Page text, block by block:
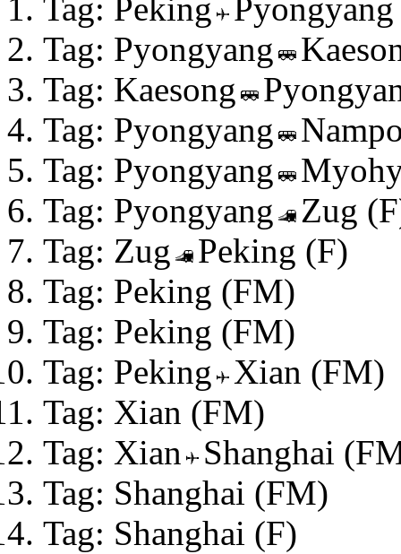
Tag: Peking
Tag: Pyongyang
Tag: Kaesong
Tag: Pyongyang
Tag: Pyongyang
Tag: Pyongyang
Zug
Tag: Zug
Peking (F)
Tag: Peking (FM)
Tag: Peking (FM)
Tag: Peking
Xian (FM)
Tag: Xian (FM)
Tag: Xian
Shanghai
Tag: Shanghai (FM)
Tag: Shanghai (F)